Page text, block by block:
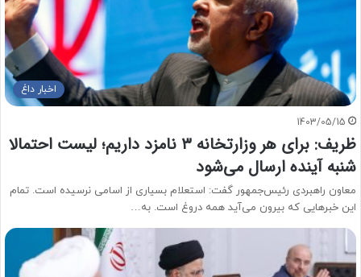
اخبار داغ
1403/05/15
ظریف: برای هر وزارتخانه ۳ نامزد داریم؛ لیست احتمالا
شنبه‌ آینده ارسال می‌شود
معاون راهبردی رئیس‌جمهور گفت: استعلام بسیاری از اسامی نرسیده است. تمام
این خبرهایی که بیرون می‌آید همه دروغ است. به…